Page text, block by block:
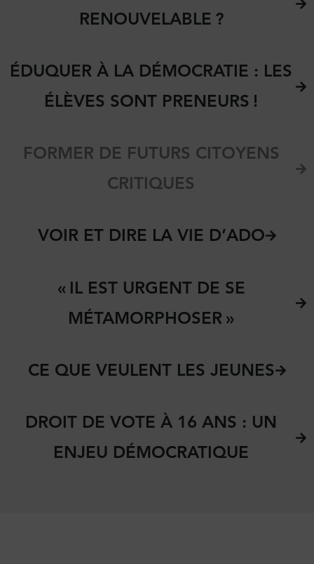
RENOUVELABLE ?
ÉDUQUER À LA DÉMOCRATIE : LES
ÉLÈVES SONT PRENEURS !
FORMER DE FUTURS CITOYENS
CRITIQUES
VOIR ET DIRE LA VIE D’ADO
« IL EST URGENT DE SE
MÉTAMORPHOSER »
CE QUE VEULENT LES JEUNES
DROIT DE VOTE À 16 ANS : UN
ENJEU DÉMOCRATIQUE